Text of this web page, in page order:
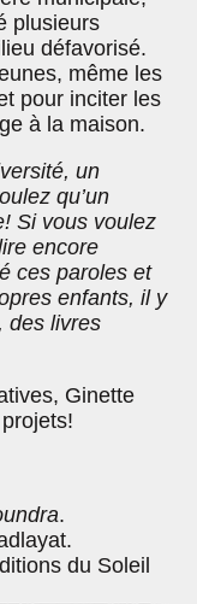
plusieurs
défavorisé.
même les
pour inciter les
à la maison.
un
qu’un
Si vous voulez
encore
ces paroles et
enfants, il y
des livres
Ginette
.
du Soleil